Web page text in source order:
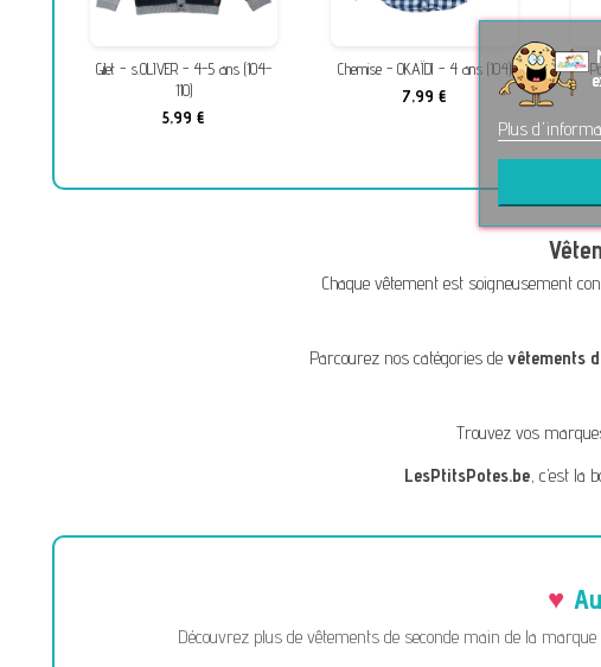
Gilet - s.OLIVER - 4-5 ans (104-
5,99 €
Chemise - OKAÏDI - 4 ans (104)
7,99 €
Polo -
Chaque vêtement est soigneusement
Parcourez nos catégories de vêtements
Trouvez vos
LesPtitsPotes.be, c’est la
Découvrez plus de vêtements de seconde main de la
Plus